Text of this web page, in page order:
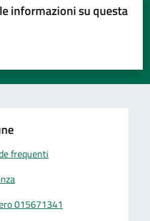
informazioni su questa
su 5
su 5
frequenti
015671341